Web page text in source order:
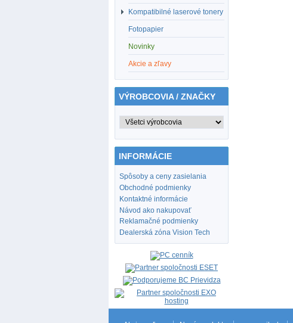
Kompatibilné laserové tonery
Fotopapier
Novinky
Akcie a zľavy
VÝROBCOVIA / ZNAČKY
INFORMÁCIE
Spôsoby a ceny zasielania
Obchodné podmienky
Kontaktné informácie
Návod ako nakupovať
Reklamačné podmienky
Dealerská zóna Vision Tech